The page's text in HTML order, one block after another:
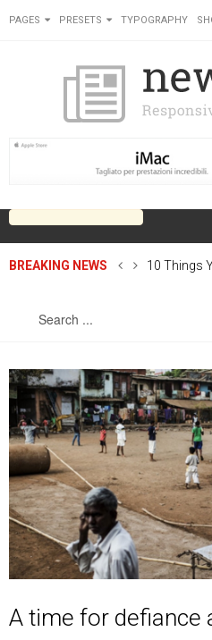
PAGES PRESETS TYPOGRAPHY
On Newsplus
Newsplus Extra
Get Involved
Events Center
Entertainment
Cricket
Economics
Latest Movie
Advertisement
Sports
Rugby
Baseball
Soccer
Baseball
Hockey
Pool
International
Market
Economy
Energy
Small Business
Entertainment
Life Style
The Star
Plushub
Shout
BREAKING NEWS 10 Things
A time for defiance